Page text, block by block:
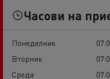
Часови на
Понеделник
Вторник
Среда